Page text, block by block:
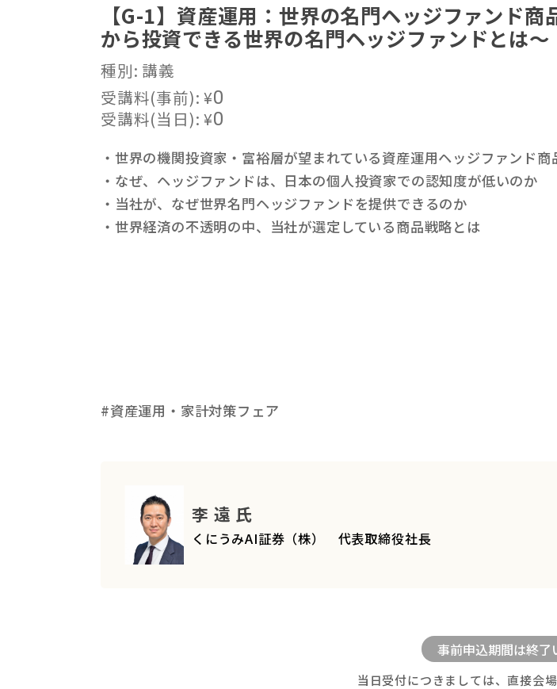
【G-1】資産運用：世界の名門ヘッジファンド
から投資できる世界の名門ヘッジファンドとは～
種別: 講義
受講料(事前):¥0
受講料(当日):¥0
・世界の機関投資家・富裕層が望まれている資産運用ヘッジファンド商
・なぜ、ヘッジファンドは、日本の個人投資家での認知度が低いのか
・当社が、なぜ世界名門ヘッジファンドを提供できるのか
・世界経済の不透明の中、当社が選定している商品戦略とは
#資産運用・家計対策フェア
李 遠 氏
くにうみAI証券（株） 代表取締役社長
当日受付につきましては、直接会